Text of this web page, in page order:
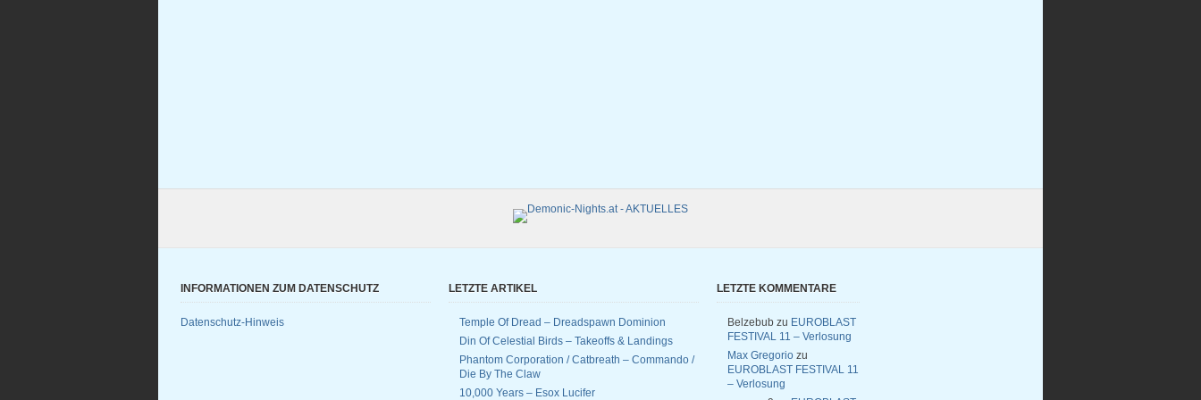
INFORMATIONEN ZUM DATENSCHUTZ
Datenschutz-Hinweis
LETZTE ARTIKEL
Temple Of Dread – Dreadspawn Dominion
Din Of Celestial Birds – Takeoffs & Landings
Phantom Corporation / Catbreath – Commando /
Die By The Claw
10,000 Years – Esox Lucifer
LETZTE KOMMENTARE
Belzebub zu EUROBLAST
FESTIVAL 11 – Verlosung
Max Gregorio zu
EUROBLAST FESTIVAL 11
– Verlosung